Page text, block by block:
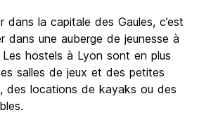
dans la capitale des Gaules, c’est
dans une auberge de jeunesse à
hostels à Lyon sont en plus
salles de jeux et des petites
des locations de kayaks ou des